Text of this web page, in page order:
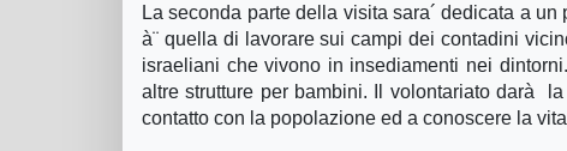
La seconda parte della visita sara´ dedicata a
à¨ quella di lavorare sui campi dei contadini
israeliani che vivono in insediamenti nei
altre strutture per bambini. Il volontariato darà
contatto con la popolazione ed a conoscere la